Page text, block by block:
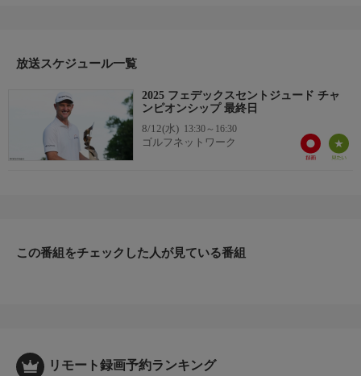
放送スケジュール一覧
2025 フェデックスセントジュード チャ
ンピオンシップ 最終日
8/12(水) 13:30～16:30
ゴルフネットワーク
この番組をチェックした人が見ている番組
リモート録画予約ランキング